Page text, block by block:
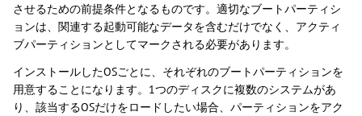
させるための前提条件となるものです。適切なブートパーティシ
ョンは、関連する起動可能なデータを含むだけでなく、アクティ
ブパーティションとしてマークされる必要があります。
インストールしたOSごとに、それぞれのブートパーティションを
用意することになります。1つのディスクに複数のシステムがあ
り、該当するOSだけをロードしたい場合、パーティションをアク